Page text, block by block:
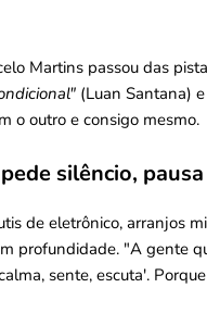
Martins passou das
(Luan Santana) e
o outro e consigo mesmo.
silêncio,
de eletrônico, arranjos
profundidade. "A gente
sente, escuta'.